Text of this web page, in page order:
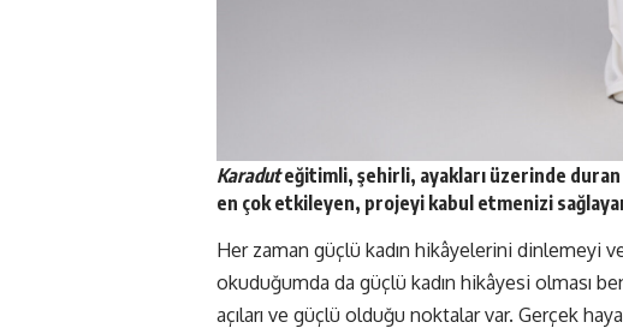
Karaduteğitimli, şehirli, ayakları üzerinde duran
en çok etkileyen, projeyi kabul etmenizi
Her zaman güçlü kadın hikâyelerini dinlemeyi
okuduğumda da güçlü kadın hikâyesi olması
açıları ve güçlü olduğu noktalar var. Gerçek